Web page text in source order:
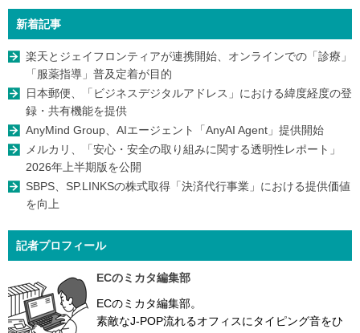
新着記事
楽天とジェイフロンティアが連携開始、オンラインでの「診療」
「服薬指導」普及定着が目的
日本郵便、「ビジネスデジタルアドレス」における緯度経度の登
録・共有機能を提供
AnyMind Group、AIエージェント「AnyAI Agent」提供開始
メルカリ、「安心・安全の取り組みに関する透明性レポート」
2026年上半期版を公開
SBPS、SP.LINKSの株式取得「決済代行事業」における提供価値
を向上
記者プロフィール
ECのミカタ編集部
ECのミカタ編集部。
素敵なJ-POP流れるオフィスにタイピング音をひ